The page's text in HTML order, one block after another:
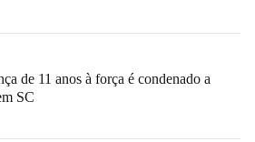
de 11 anos à força é condenado a
SC